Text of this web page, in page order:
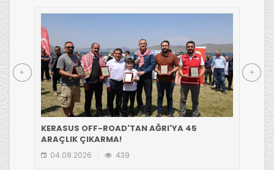
KERASUS OFF-ROAD'TAN AĞRI'YA 45
ARAÇLIK ÇIKARMA!
04.08.2026 439